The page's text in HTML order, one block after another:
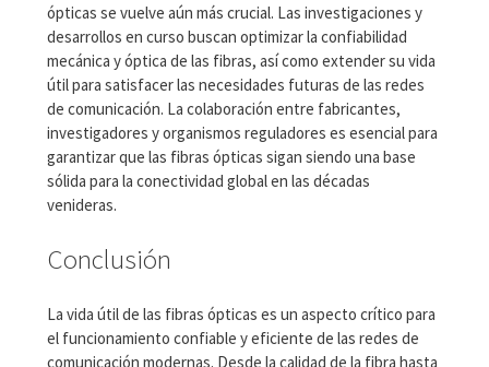
ópticas se vuelve aún más crucial. Las investigaciones y
desarrollos en curso buscan optimizar la confiabilidad
mecánica y óptica de las fibras, así como extender su vida
útil para satisfacer las necesidades futuras de las redes
de comunicación. La colaboración entre fabricantes,
investigadores y organismos reguladores es esencial para
garantizar que las fibras ópticas sigan siendo una base
sólida para la conectividad global en las décadas
venideras.
Conclusión
La vida útil de las fibras ópticas es un aspecto crítico para
el funcionamiento confiable y eficiente de las redes de
comunicación modernas. Desde la calidad de la fibra hasta